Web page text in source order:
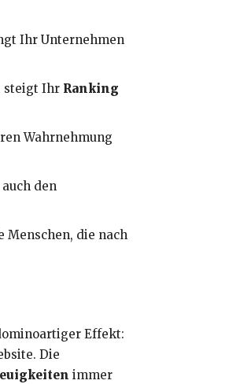
Ihr Unternehmen
steigt Ihr Ranking
Wahrnehmung
auch den
Menschen, die nach
Effekt:
Die
immer